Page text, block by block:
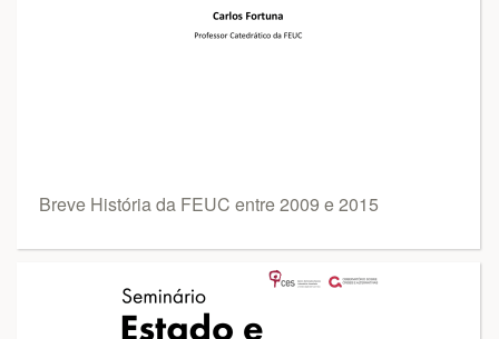
Breve História da FEUC entre 2009 e 2015